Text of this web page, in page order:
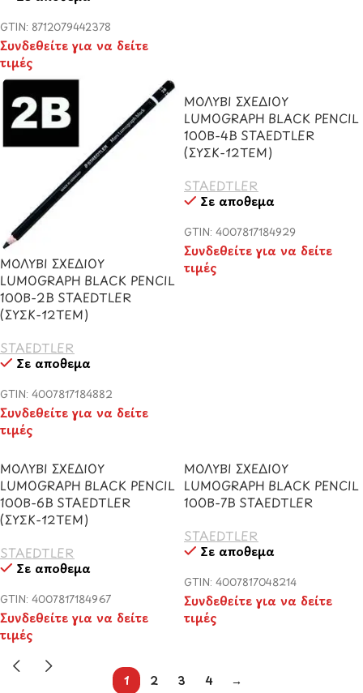
GTIN: 8712079442378
Συνδεθείτε για να δείτε
τιμές
ΜΟΛΥΒΙ ΣΧΕΔΙΟΥ
LUMOGRAPH BLACK PENCIL
100B-2B STAEDTLER
(ΣΥΣΚ-12ΤΕΜ)
STAEDTLER
Σε απόθεμα
GTIN: 4007817184882
Συνδεθείτε για να δείτε
τιμές
ΜΟΛΥΒΙ ΣΧΕΔΙΟΥ
LUMOGRAPH BLACK PENCIL
100B-4B STAEDTLER
(ΣΥΣΚ-12ΤΕΜ)
STAEDTLER
Σε απόθεμα
GTIN: 4007817184929
Συνδεθείτε για να δείτε
τιμές
ΜΟΛΥΒΙ ΣΧΕΔΙΟΥ
LUMOGRAPH BLACK PENCIL
100B-6B STAEDTLER
(ΣΥΣΚ-12ΤΕΜ)
STAEDTLER
Σε απόθεμα
GTIN: 4007817184967
Συνδεθείτε για να δείτε
τιμές
ΜΟΛΥΒΙ ΣΧΕΔΙΟΥ
LUMOGRAPH BLACK PENCIL
100B-7B STAEDTLER
STAEDTLER
Σε απόθεμα
GTIN: 4007817048214
Συνδεθείτε για να δείτε
τιμές
1 2 3 4 →